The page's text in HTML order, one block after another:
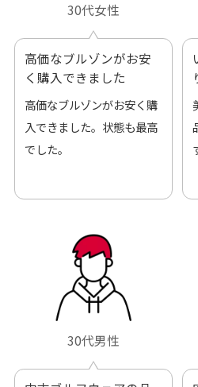
30代女性
高価なブルゾンがお安
く購入できました
高価なブルゾンがお安く購
入できました。状態も最高
でした。
30代男性